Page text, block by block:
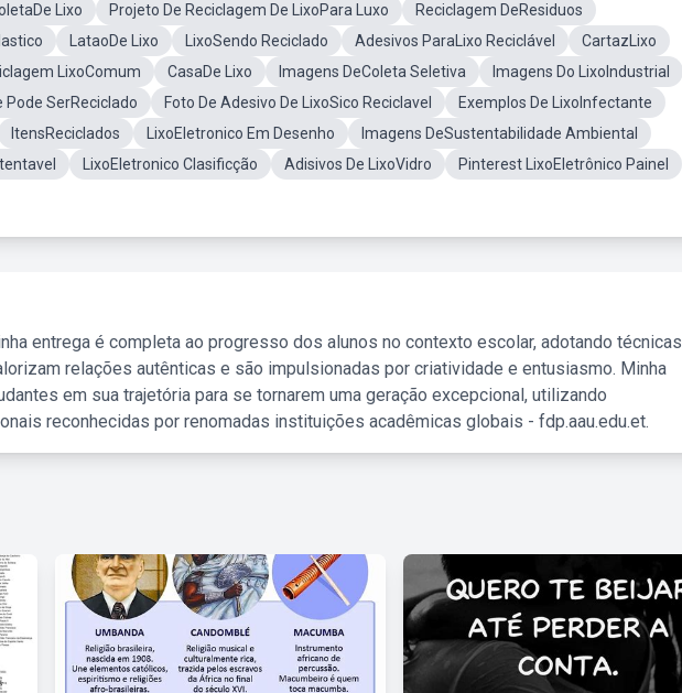
Lixo Projeto De Reciclagem De LixoPara Luxo
Reciclagem DeResiduos
LataoDe Lixo LixoSendo Reciclado Adesivos ParaLixo Reciclável
CartazLixo
LixoComum CasaDe Lixo Imagens DeColeta Seletiva
Imagens Do LixoIndustrial
Pode SerReciclado Foto De Adesivo De LixoSico Reciclavel
Exemplos De LixoInfectante
ItensReciclados LixoEletronico Em Desenho
Imagens DeSustentabilidade Ambiental
LixoEletronico Clasificção Adisivos De LixoVidro
Pinterest LixoEletrônico Painel
entrega é completa ao progresso dos alunos no contexto escolar, adotando técnicas
relações autênticas e são impulsionadas por criatividade e entusiasmo. Minha
em sua trajetória para se tornarem uma geração excepcional, utilizando
reconhecidas por renomadas instituições acadêmicas globais - fdp.aau.edu.et.